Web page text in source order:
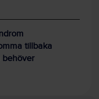
tillbaka
behöver